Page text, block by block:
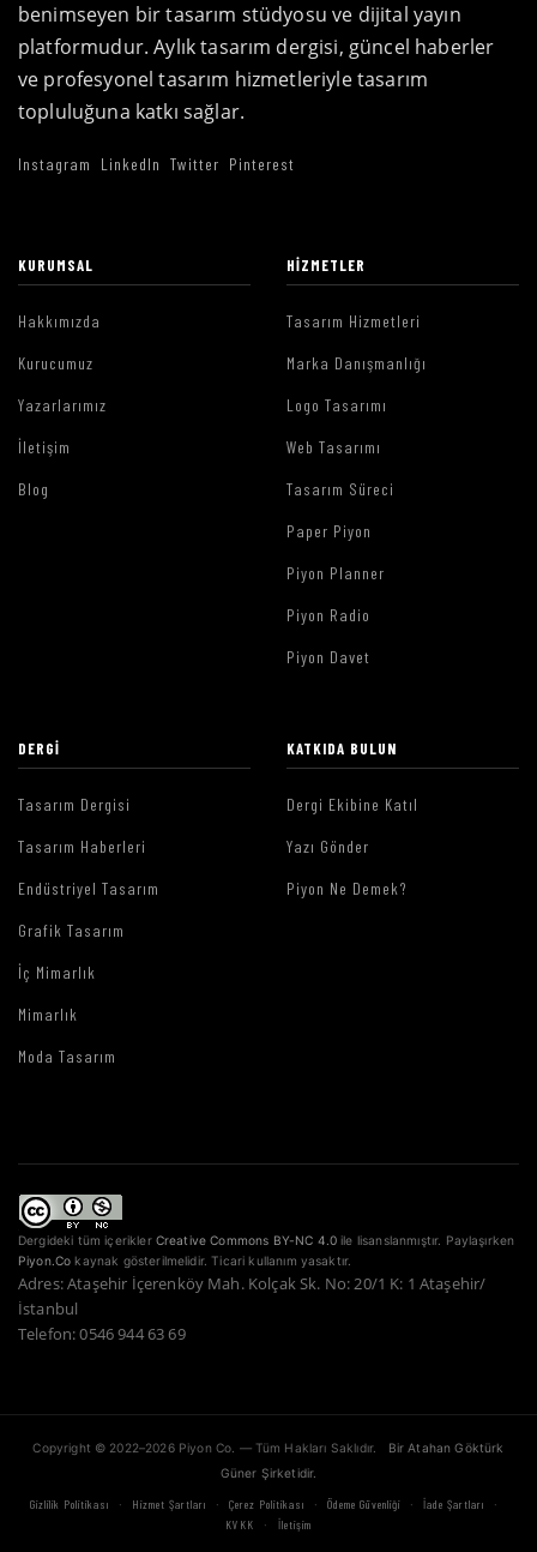
benimseyen bir tasarım stüdyosu ve dijital yayın
platformudur. Aylık tasarım dergisi, güncel haberler
ve profesyonel tasarım hizmetleriyle tasarım
topluluğuna katkı sağlar.
Instagram LinkedIn Twitter Pinterest
KURUMSAL
Hakkımızda
Kurucumuz
Yazarlarımız
İletişim
Blog
HIZMETLER
Tasarım Hizmetleri
Marka Danışmanlığı
Logo Tasarımı
Web Tasarımı
Tasarım Süreci
Paper Piyon
Piyon Planner
Piyon Radio
Piyon Davet
DERGI
Tasarım Dergisi
Tasarım Haberleri
Endüstriyel Tasarım
Grafik Tasarım
İç Mimarlık
Mimarlık
Moda Tasarım
KATKIDA BULUN
Dergi Ekibine Katıl
Yazı Gönder
Piyon Ne Demek?
Dergideki tüm içerikler Creative Commons BY-NC 4.0 ile lisanslanmıştır. Paylaşırken
Piyon.Co kaynak gösterilmelidir. Ticari kullanım yasaktır.
Adres: Ataşehir İçerenköy Mah. Kolçak Sk. No: 20/1 K: 1 Ataşehir/
İstanbul
Telefon: 0546 944 63 69
Copyright © 2022–2026 Piyon Co. — Tüm Hakları Saklıdır.
Bir Atahan Göktürk
Güner Şirketidir.
Gizlilik Politikası · Hizmet Şartları · Çerez Politikası · Ödeme Güvenliği · İade Şartları ·
KVKK · İletişim